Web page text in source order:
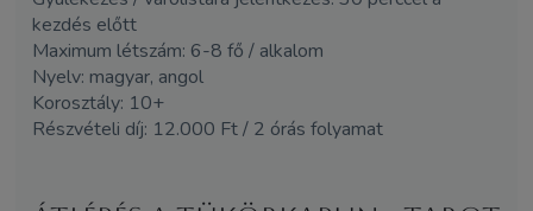
kezdés előtt
Maximum létszám: 6-8 fő / alkalom
Nyelv: magyar, angol
Korosztály: 10+
Részvételi díj: 12.000 Ft / 2 órás folyamat